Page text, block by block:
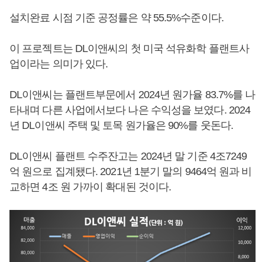
설치완료 시점 기준 공정률은 약 55.5%수준이다.
이 프로젝트는 DL이앤씨의 첫 미국 석유화학 플랜트사
업이라는 의미가 있다.
DL이앤씨는 플랜트부문에서 2024년 원가율 83.7%를 나
타내며 다른 사업에서보다 나은 수익성을 보였다. 2024
년 DL이앤씨 주택 및 토목 원가율은 90%를 웃돈다.
DL이앤씨 플랜트 수주잔고는 2024년 말 기준 4조7249
억 원으로 집계됐다. 2021년 1분기 말의 9464억 원과 비
교하면 4조 원 가까이 확대된 것이다.